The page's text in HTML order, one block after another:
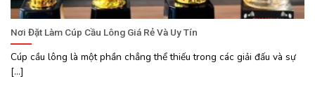
Nơi Đặt Làm Cúp Cầu Lông Giá Rẻ Và Uy Tín
Cúp cầu lông là một phần chẳng thể thiếu trong các giải đấu và sự
[...]